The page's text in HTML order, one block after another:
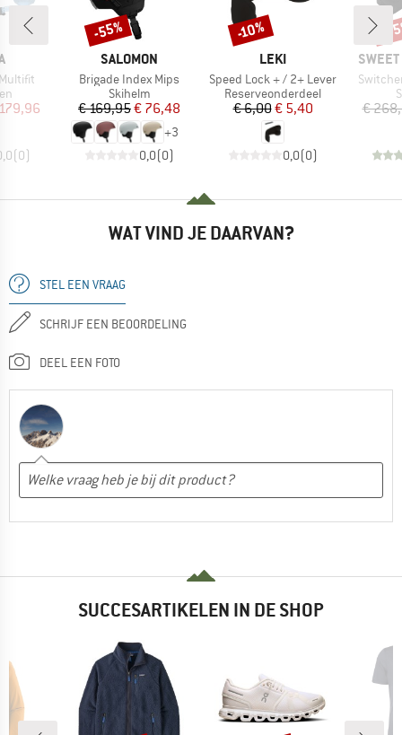
prijs
(0)
MERK
SALOMON
Artikel
Brigade Index Mips
Productgroep
Skihelm
Prijs
€ 169,95Verlaagde prijs
€ 76,48
+3
0,0(0)
Korting
-55%
MERK
LEKI
Artikel
Speed Lock + / 2+ Lever
Productgroep
Reserveonderdeel
Prijs
€ 6,00Verlaagde prijs
€ 5,40
0,0(0)
Korting
-10%
MERK
Artikel
€
-
WAT VIND JE DAARVAN?
STEL EEN VRAAG
SCHRIJF EEN BEOORDELING
DEEL EEN FOTO
SUCCESARTIKELEN IN DE SHOP